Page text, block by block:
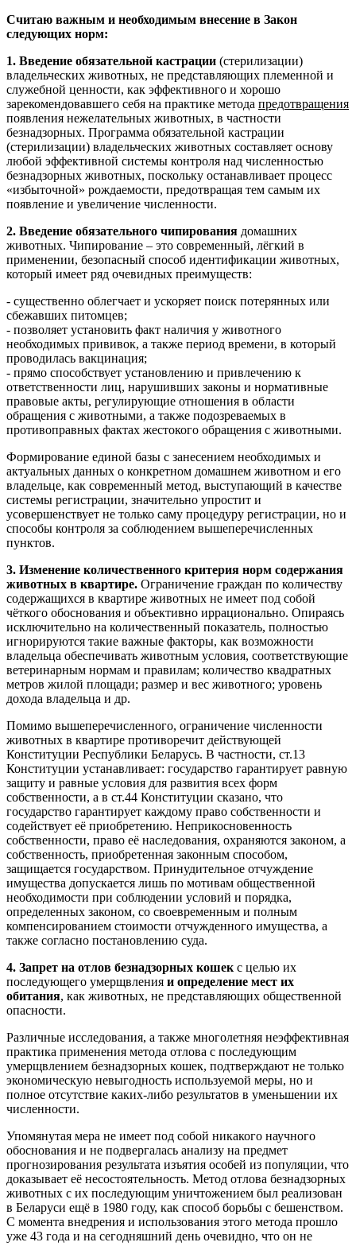
Считаю важным и необходимым внесение в Закон
следующих норм:
1. Введение обязательной кастрации (стерилизации)
владельческих животных, не представляющих племенной и
служебной ценности, как эффективного и хорошо
зарекомендовавшего себя на практике метода предотвращения
появления нежелательных животных, в частности
безнадзорных. Программа обязательной кастрации
(стерилизации) владельческих животных составляет основу
любой эффективной системы контроля над численностью
безнадзорных животных, поскольку останавливает процесс
«избыточной» рождаемости, предотвращая тем самым их
появление и увеличение численности.
2. Введение обязательного чипирования домашних
животных. Чипирование – это современный, лёгкий в
применении, безопасный способ идентификации животных,
который имеет ряд очевидных преимуществ:
- существенно облегчает и ускоряет поиск потерянных или
сбежавших питомцев;
- позволяет установить факт наличия у животного
необходимых прививок, а также период времени, в который
проводилась вакцинация;
- прямо способствует установлению и привлечению к
ответственности лиц, нарушивших законы и нормативные
правовые акты, регулирующие отношения в области
обращения с животными, а также подозреваемых в
противоправных фактах жестокого обращения с животными.
Формирование единой базы с занесением необходимых и
актуальных данных о конкретном домашнем животном и его
владельце, как современный метод, выступающий в качестве
системы регистрации, значительно упростит и
усовершенствует не только саму процедуру регистрации, но и
способы контроля за соблюдением вышеперечисленных
пунктов.
3. Изменение количественного критерия норм содержания
животных в квартире. Ограничение граждан по количеству
содержащихся в квартире животных не имеет под собой
чёткого обоснования и объективно иррационально. Опираясь
исключительно на количественный показатель, полностью
игнорируются такие важные факторы, как возможности
владельца обеспечивать животным условия, соответствующие
ветеринарным нормам и правилам; количество квадратных
метров жилой площади; размер и вес животного; уровень
дохода владельца и др.
Помимо вышеперечисленного, ограничение численности
животных в квартире противоречит действующей
Конституции Республики Беларусь. В частности, ст.13
Конституции устанавливает: государство гарантирует равную
защиту и равные условия для развития всех форм
собственности, а в ст.44 Конституции сказано, что
государство гарантирует каждому право собственности и
содействует её приобретению. Неприкосновенность
собственности, право её наследования, охраняются законом, а
собственность, приобретенная законным способом,
защищается государством. Принудительное отчуждение
имущества допускается лишь по мотивам общественной
необходимости при соблюдении условий и порядка,
определенных законом, со своевременным и полным
компенсированием стоимости отчужденного имущества, а
также согласно постановлению суда.
4. Запрет на отлов безнадзорных кошек с целью их
последующего умерщвления и определение мест их
обитания, как животных, не представляющих общественной
опасности.
Различные исследования, а также многолетняя неэффективная
практика применения метода отлова с последующим
умерщвлением безнадзорных кошек, подтверждают не только
экономическую невыгодность используемой меры, но и
полное отсутствие каких-либо результатов в уменьшении их
численности.
Упомянутая мера не имеет под собой никакого научного
обоснования и не подвергалась анализу на предмет
прогнозирования результата изъятия особей из популяции, что
доказывает её несостоятельность. Метод отлова безнадзорных
животных с их последующим уничтожением был реализован
в Беларуси ещё в 1980 году, как способ борьбы с бешенством.
С момента внедрения и использования этого метода прошло
уже 43 года и на сегодняшний день очевидно, что он не